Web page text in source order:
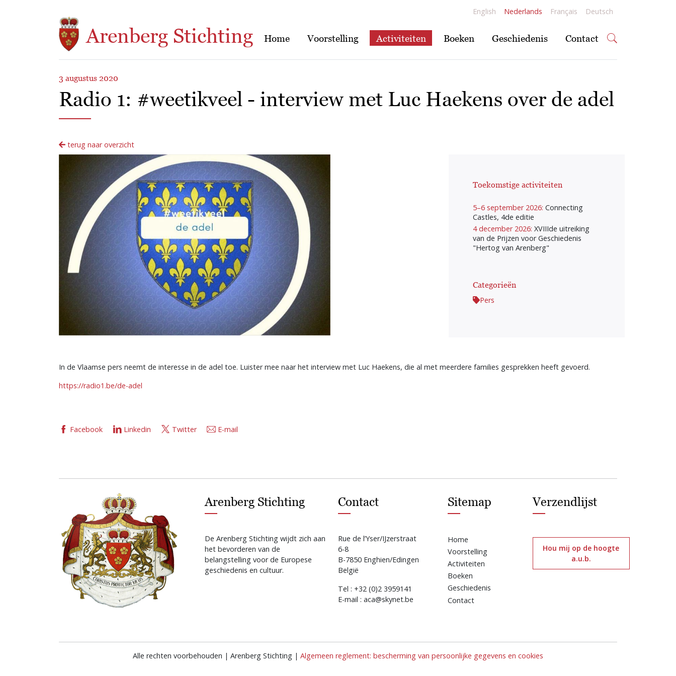
English Nederlands Français Deutsch
Arenberg Stichting Home Voorstelling Activiteiten Boeken Geschiedenis Contact
3 augustus 2020
Radio 1: #weetikveel - interview met Luc Haekens over de adel
terug naar overzicht
Toekomstige activiteiten
5–6 september 2026: Connecting
Castles, 4de editie
4 december 2026: XVIIIde uitreiking
van de Prijzen voor Geschiedenis
"Hertog van Arenberg"
Categorieën
Pers
In de Vlaamse pers neemt de interesse in de adel toe. Luister mee naar het interview met Luc Haekens, die al met meerdere families gesprekken heeft gevoerd.
https://radio1.be/de-adel
Facebook Linkedin Twitter E-mail
Arenberg Stichting
De Arenberg Stichting wijdt zich aan
het bevorderen van de
belangstelling voor de Europese
geschiedenis en cultuur.
Contact
Rue de l’Yser/IJzerstraat
6-8
B-7850 Enghien/Edingen
België
Tel : +32 (0)2 3959141
E-mail : aca@skynet.be
Sitemap
Home
Voorstelling
Activiteiten
Boeken
Geschiedenis
Contact
Verzendlijst
Hou mij op de hoogte
a.u.b.
Alle rechten voorbehouden | Arenberg Stichting | Algemeen reglement: bescherming van persoonlijke gegevens en cookies